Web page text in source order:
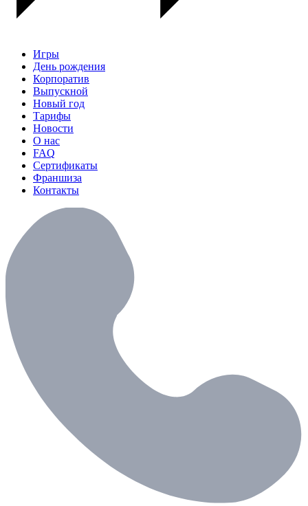
Игры
День рождения
Корпоратив
Выпускной
Новый год
Тарифы
Новости
О нас
FAQ
Сертификаты
Франшиза
Контакты